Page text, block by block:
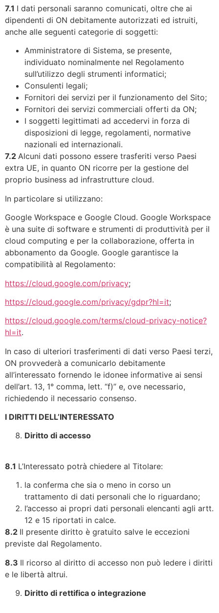
7.1 I dati personali saranno comunicati, oltre che ai
dipendenti di ON debitamente autorizzati ed istruiti,
anche alle seguenti categorie di soggetti:
Amministratore di Sistema, se presente,
individuato nominalmente nel Regolamento
sull’utilizzo degli strumenti informatici;
Consulenti legali;
Fornitori dei servizi per il funzionamento del Sito;
Fornitori dei servizi commerciali offerti da ON;
I soggetti legittimati ad accedervi in forza di
disposizioni di legge, regolamenti, normative
nazionali ed internazionali.
7.2 Alcuni dati possono essere trasferiti verso Paesi
extra UE, in quanto ON ricorre per la gestione del
proprio business ad infrastrutture cloud.
In particolare si utilizzano:
Google Workspace e Google Cloud. Google Workspace
è una suite di software e strumenti di produttività per il
cloud computing e per la collaborazione, offerta in
abbonamento da Google. Google garantisce la
compatibilità al Regolamento:
https://cloud.google.com/privacy;
https://cloud.google.com/privacy/gdpr?hl=it;
https://cloud.google.com/terms/cloud-privacy-notice?
hl=it.
In caso di ulteriori trasferimenti di dati verso Paesi terzi,
ON provvederà a comunicarlo debitamente
all’interessato fornendo le idonee informative ai sensi
dell’art. 13, 1° comma, lett. “f)” e, ove necessario,
richiedendo il necessario consenso.
I DIRITTI DELL’INTERESSATO
Diritto di accesso
8.1 L’Interessato potrà chiedere al Titolare:
la conferma che sia o meno in corso un
trattamento di dati personali che lo riguardano;
l’accesso ai propri dati personali elencanti agli artt.
12 e 15 riportati in calce.
8.2 Il presente diritto è gratuito salve le eccezioni
previste dal Regolamento.
8.3 Il ricorso al diritto di accesso non può ledere i diritti
e le libertà altrui.
Diritto di rettifica o integrazione